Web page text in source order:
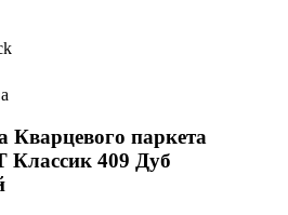
Кварцевого паркета
Классик 409 Дуб